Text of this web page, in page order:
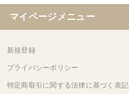
マイページメニュー
新規登録
プライバシーポリシー
特定商取引に関する法律に基づく表記